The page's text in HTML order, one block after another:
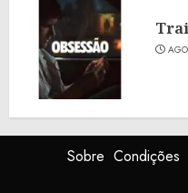
Sobre Condições